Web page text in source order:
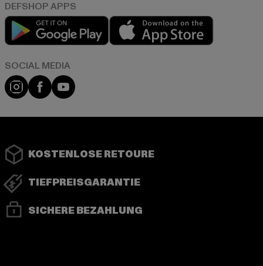
Play market
Instagram
FacebookYouTube
KOSTENLOSE RETOURE
TIEFPREISGARANTIE
SICHERE BEZAHLUNG